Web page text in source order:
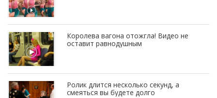
Королева вагона отожгла! Видео не
оставит равнодушным
Ролик длится несколько секунд, а
смеяться вы будете долго